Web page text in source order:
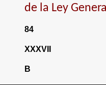
de la Ley
84
XXXVII
B